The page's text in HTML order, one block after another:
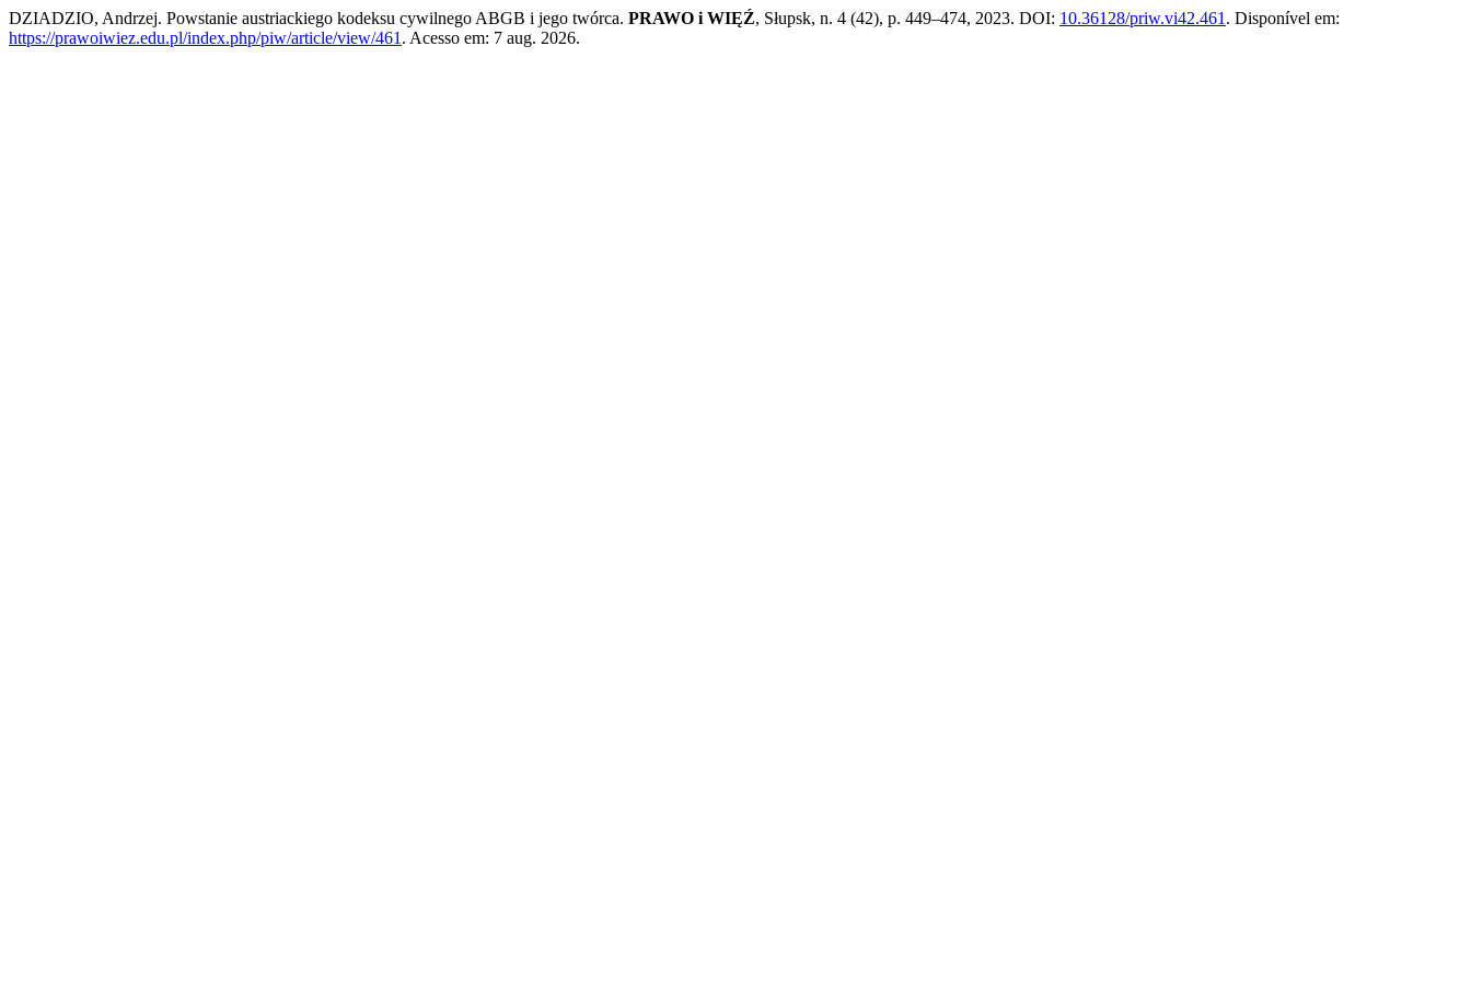
DZIADZIO, Andrzej. Powstanie austriackiego kodeksu cywilnego ABGB i jego twórca. PRAWO i WIĘŹ, Słupsk, n. 4 (42), p. 449–474, 2023. DOI: 10.36128/priw.vi42.461 . Disponível em:
https://prawoiwiez.edu.pl/index.php/piw/article/view/461 . Acesso em: 7 aug. 2026.